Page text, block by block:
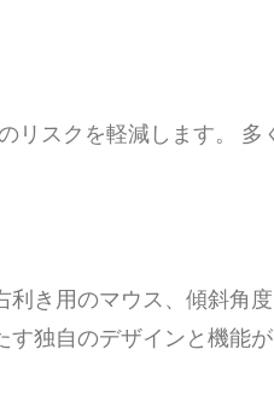
リスクを軽減します。 多
き用のマウス、傾斜角
独自のデザインと機能が